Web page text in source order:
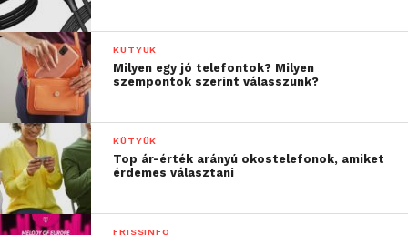
KÜTYÜK
Milyen egy jó telefontok? Milyen
szempontok szerint válasszunk?
KÜTYÜK
Top ár-érték arányú okostelefonok, amiket
érdemes választani
FRISSINFO